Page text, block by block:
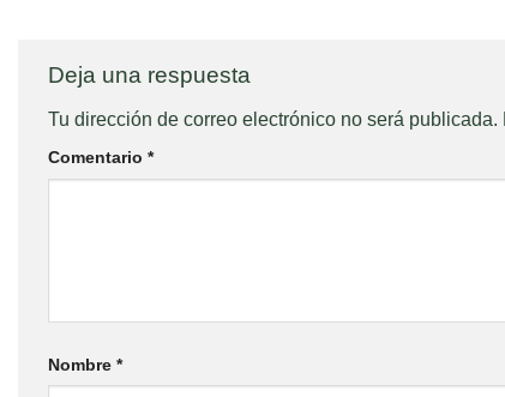
Deja una respuesta
Tu dirección de correo electrónico no será publicada.
Comentario *
Nombre *